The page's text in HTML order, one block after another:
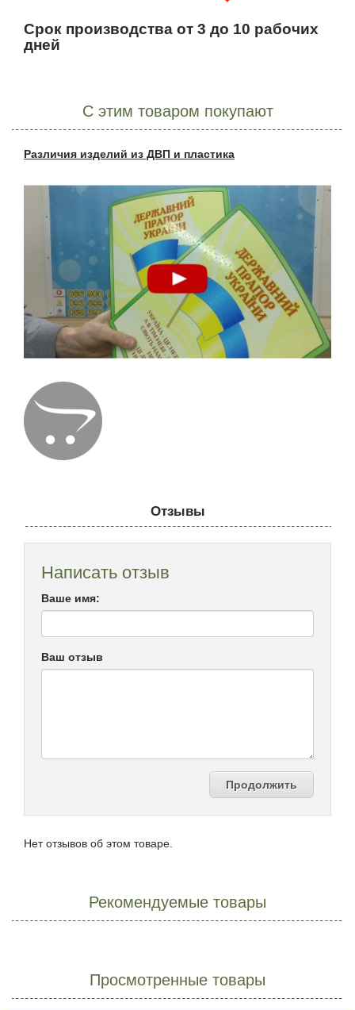
Срок производства от 3 до 10 рабочих
дней
С этим товаром покупают
Различия изделий из ДВП и пластика
Отзывы
Написать отзыв
Ваше имя:
Ваш отзыв
Продолжить
Нет отзывов об этом товаре.
Рекомендуемые товары
Просмотренные товары